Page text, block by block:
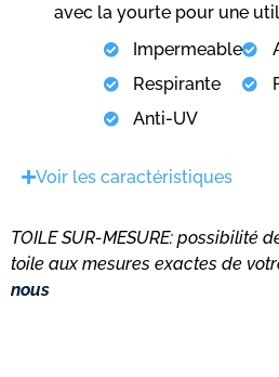
Beige
Dune
Taupe
Forêt
Beige
Dune
Taupe
Forêt
TOILE SUR-MESURE: possibilité
toile aux mesures exactes de
nous
avec la yourte pour une
Impermeable
Respirante
Anti-UV
Voir les caractéristiques